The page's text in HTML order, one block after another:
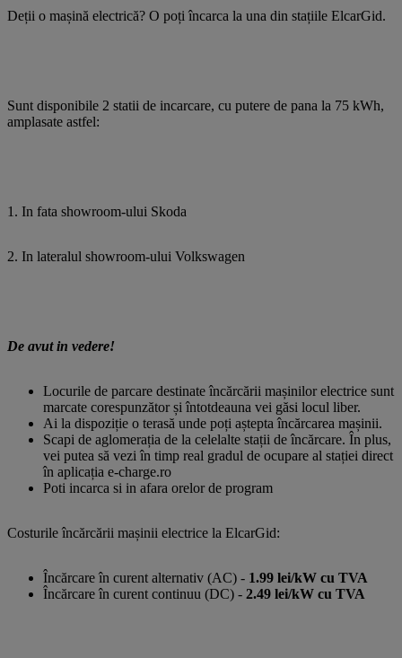
Deții o mașină electrică? O poți încarca la una din stațiile ElcarGid.
Sunt disponibile 2 statii de incarcare, cu putere de pana la 75 kWh,
amplasate astfel:
1. In fata showroom-ului Skoda
2. In lateralul showroom-ului Volkswagen
De avut in vedere!
Locurile de parcare destinate încărcării mașinilor electrice sunt
marcate corespunzător și întotdeauna vei găsi locul liber.
Ai la dispoziție o terasă unde poți aștepta încărcarea mașinii.
Scapi de aglomerația de la celelalte stații de încărcare. În plus,
vei putea să vezi în timp real gradul de ocupare al stației direct
în aplicația e-charge.ro
Poti incarca si in afara orelor de program
Costurile încărcării mașinii electrice la ElcarGid:
Încărcare în curent alternativ (AC) - 1.99 lei/kW cu TVA
Încărcare în curent continuu (DC) - 2.49 lei/kW cu TVA